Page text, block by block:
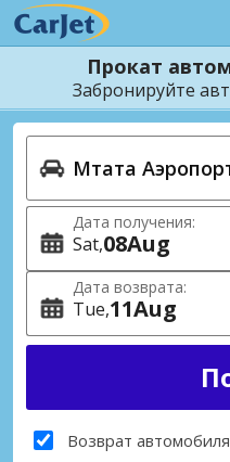
Прокат
Забронируйте
Дата получения:
Sat 08Aug
Дата возврата:
Tue 11Aug
Возврат